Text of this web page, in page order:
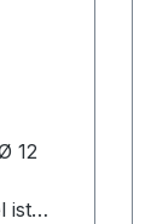
12
ist